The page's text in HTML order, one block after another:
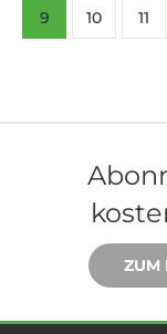
9 10 11
ZUM